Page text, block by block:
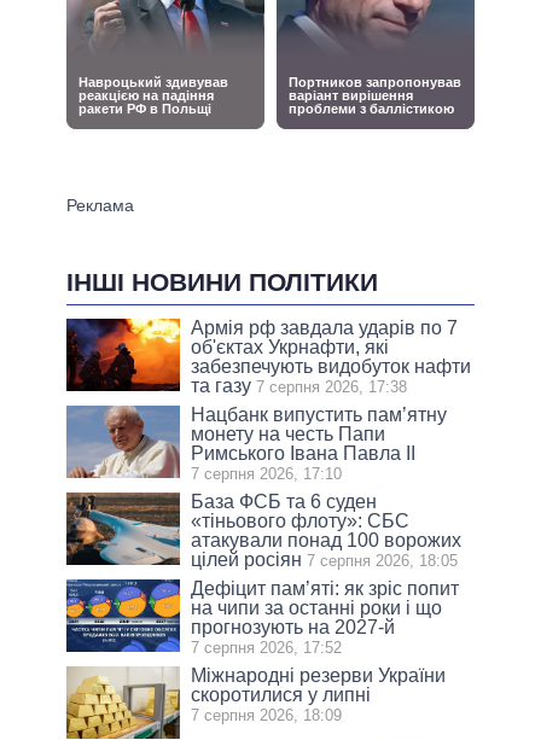
ІНШІ НОВИНИ ПОЛІТИКИ
Армія рф завдала ударів по 7
об'єктах Укрнафти, які
забезпечують видобуток нафти
та газу 7 серпня 2026, 17:38
Нацбанк випустить пам’ятну
монету на честь Папи
Римського Івана Павла II
7 серпня 2026, 17:10
База ФСБ та 6 суден
«тіньового флоту»: СБС
атакували понад 100 ворожих
цілей росіян 7 серпня 2026, 18:05
Дефіцит пам’яті: як зріс попит
на чипи за останні роки і що
прогнозують на 2027-й
7 серпня 2026, 17:52
Міжнародні резерви України
скоротилися у липні
7 серпня 2026, 18:09